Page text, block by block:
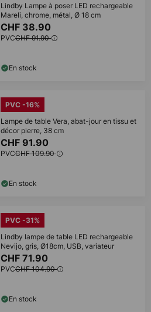
Lindby Lampe à poser LED rechargeable
Mareli, chrome, métal, Ø 18 cm
CHF 38.90
PVCCHF 91.90
En stock
PVC -16%
Lampe de table Vera, abat-jour en tissu et
décor pierre, 38 cm
CHF 91.90
PVCCHF 109.90
En stock
PVC -31%
Lindby lampe de table LED rechargeable
Nevijo, gris, Ø18cm, USB, variateur
CHF 71.90
PVCCHF 104.90
En stock